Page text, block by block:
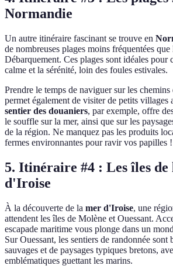
Normandie
Un autre itinéraire fascinant se trouve en
de nombreuses plages moins fréquentées que
Débarquement. Ces plages sont idéales pour
calme et la sérénité, loin des foules estivales.
Prendre le temps de naviguer sur les
permet également de visiter de petits villages
sentier des douaniers, par exemple, offre
le souffle sur la mer, ainsi que sur les
de la région. Ne manquez pas les produits
fermes environnantes pour ravir vos papilles !
5. Itinéraire #4 : Les îles de
d'Iroise
À la découverte de la mer d'Iroise, une
attendent les îles de Molène et Ouessant.
escapade maritime vous plonge dans un
Sur Ouessant, les sentiers de randonnée sont
sauvages et de paysages typiques bretons,
emblématiques guettant les marins.